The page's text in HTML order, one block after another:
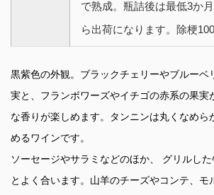
で熟成。瓶詰後は最低3か
ら出荷になります。除梗100
黒紫色の外観。ブラックチェリーやブルーベ
実と、フランボワーズやイチゴの赤系の果実
な香りが楽しめます。タンニンは丸くなめら
めるワインです。
ソーセージやサラミなどのほか、 グリルし
とよく合います。山羊のチーズやコンテ、モ